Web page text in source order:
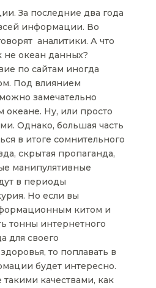
За последние два года
информации. Во
аналитики. А что
не океан данных?
по сайтам иногда
Под влиянием
замечательно
океане. Ну, или просто
Однако, большая часть
в итоге сомнительного
скрытая пропаганда,
манипулятивные
в периоды
Но если вы
китом и
тонны интернетного
для своего
то поплавать в
будет интересно.
такими качествами, как